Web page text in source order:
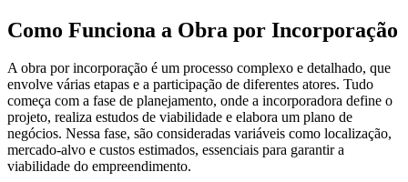
Como Funciona a Obra por Incorporação
A obra por incorporação é um processo complexo e detalhado, que
envolve várias etapas e a participação de diferentes atores. Tudo
começa com a fase de planejamento, onde a incorporadora define o
projeto, realiza estudos de viabilidade e elabora um plano de
negócios. Nessa fase, são consideradas variáveis como localização,
mercado-alvo e custos estimados, essenciais para garantir a
viabilidade do empreendimento.